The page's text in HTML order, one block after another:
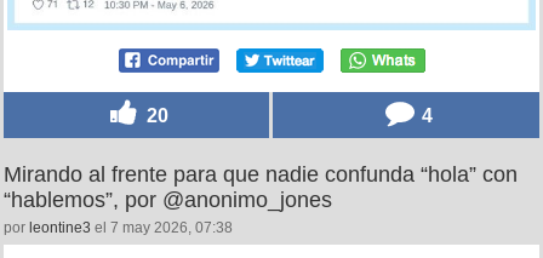
20 4
Mirando al frente para que nadie confunda “hola” con
“hablemos”, por @anonimo_jones
por leontine3 el 7 may 2026, 07:38